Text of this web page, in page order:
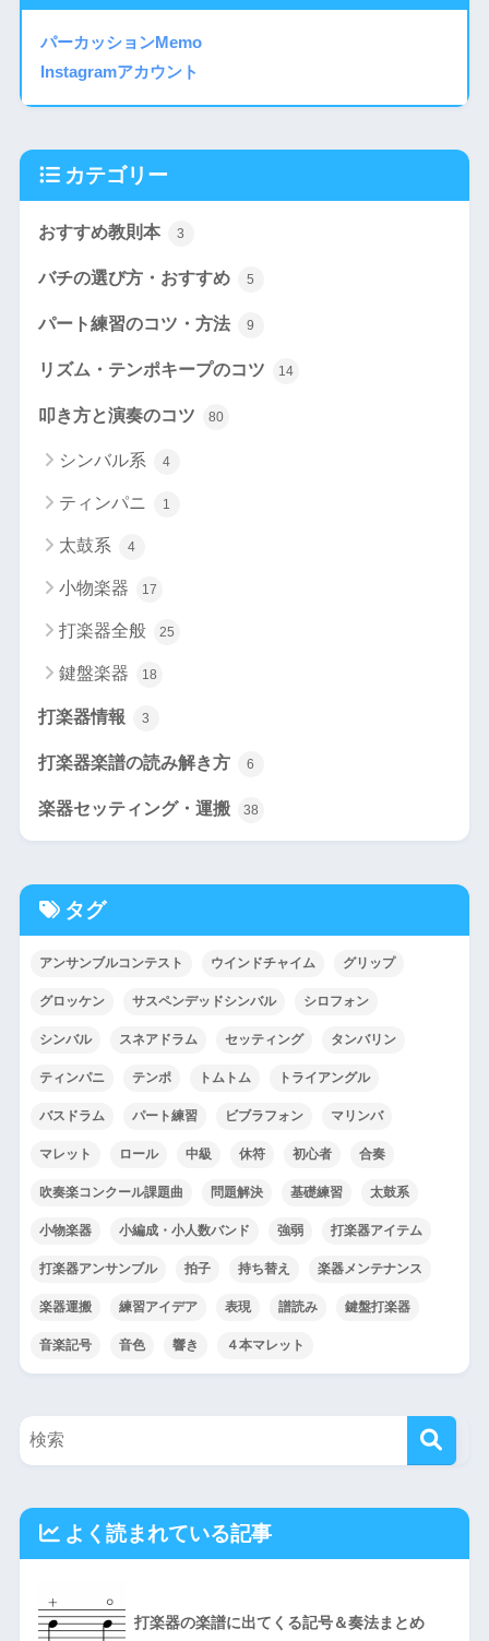
パーカッションMemo
Instagramアカウント
カテゴリー
おすすめ教則本 3
バチの選び方・おすすめ 5
パート練習のコツ・方法 9
リズム・テンポキープのコツ 14
叩き方と演奏のコツ 80
シンバル系 4
ティンパニ 1
太鼓系 4
小物楽器 17
打楽器全般 25
鍵盤楽器 18
打楽器情報 3
打楽器楽譜の読み解き方 6
楽器セッティング・運搬 38
タグ
アンサンブルコンテスト ウインドチャイム グリップ
グロッケン サスペンデッドシンバル シロフォン
シンバル スネアドラム セッティング タンバリン
ティンパニ テンポ トムトム トライアングル
バスドラム パート練習 ビブラフォン マリンバ
マレット ロール 中級 休符 初心者 合奏
吹奏楽コンクール課題曲 問題解決 基礎練習 太鼓系
小物楽器 小編成・小人数バンド 強弱 打楽器アイテム
打楽器アンサンブル 拍子 持ち替え 楽器メンテナンス
楽器運搬 練習アイデア 表現 譜読み 鍵盤打楽器
音楽記号 音色 響き ４本マレット
よく読まれている記事
打楽器の楽譜に出てくる記号＆奏法まとめ